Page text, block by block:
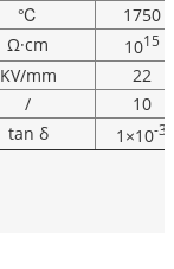
℃
1750
Ω·cm 1015
KV/mm
22
/
10
tan δ 1×10-3